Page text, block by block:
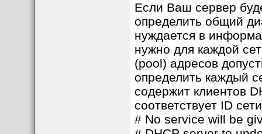
Если Ваш сервер
определить общий
нуждается в
нужно для каждой
(pool) адресов
определить каждый
содержит клиентов
соответствует ID
# No service will be